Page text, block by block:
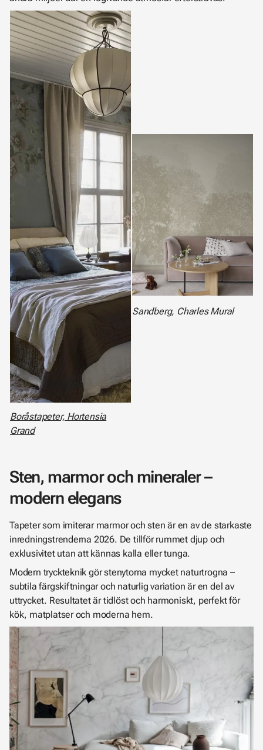
Boråstapeter, Hortensia
Grand
Sandberg, Charles Mural
Sten, marmor och mineraler –
modern elegans
Tapeter som imiterar marmor och sten är en av de starkaste
inredningstrenderna 2026. De tillför rummet djup och
exklusivitet utan att kännas kalla eller tunga.
Modern tryckteknik gör stenytorna mycket naturtrogna –
subtila färgskiftningar och naturlig variation är en del av
uttrycket. Resultatet är tidlöst och harmoniskt, perfekt för
kök, matplatser och moderna hem.